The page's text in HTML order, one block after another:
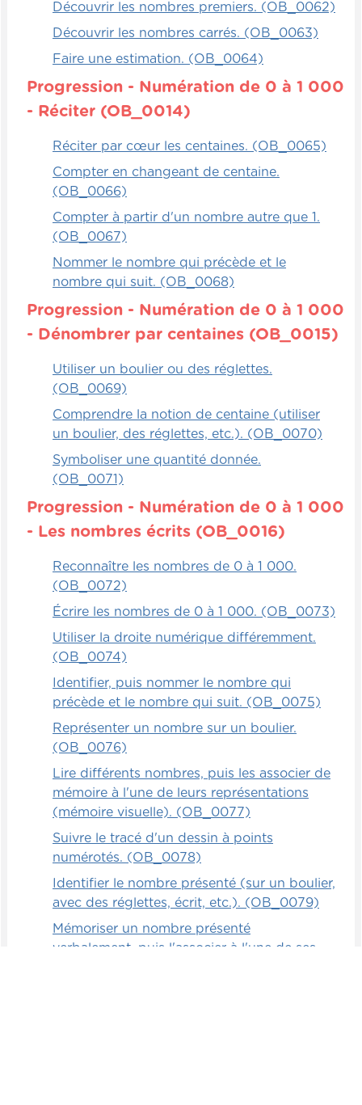
Découvrir les nombres premiers. (OB_0062)
Découvrir les nombres carrés. (OB_0063)
Faire une estimation. (OB_0064)
Progression - Numération de 0 à 1 000
- Réciter (OB_0014)
Réciter par cœur les centaines. (OB_0065)
Compter en changeant de centaine.
(OB_0066)
Compter à partir d'un nombre autre que 1.
(OB_0067)
Nommer le nombre qui précède et le
nombre qui suit. (OB_0068)
Progression - Numération de 0 à 1 000
- Dénombrer par centaines (OB_0015)
Utiliser un boulier ou des réglettes.
(OB_0069)
Comprendre la notion de centaine (utiliser
un boulier, des réglettes, etc.). (OB_0070)
Symboliser une quantité donnée.
(OB_0071)
Progression - Numération de 0 à 1 000
- Les nombres écrits (OB_0016)
Reconnaître les nombres de 0 à 1 000.
(OB_0072)
Écrire les nombres de 0 à 1 000. (OB_0073)
Utiliser la droite numérique différemment.
(OB_0074)
Identifier, puis nommer le nombre qui
précède et le nombre qui suit. (OB_0075)
Représenter un nombre sur un boulier.
(OB_0076)
Lire différents nombres, puis les associer de
mémoire à l'une de leurs représentations
(mémoire visuelle). (OB_0077)
Suivre le tracé d'un dessin à points
numérotés. (OB_0078)
Identifier le nombre présenté (sur un boulier,
avec des réglettes, écrit, etc.). (OB_0079)
Mémoriser un nombre présenté
verbalement, puis l'associer à l'une de ses